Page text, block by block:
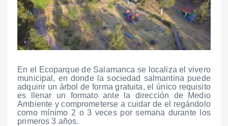
En el Ecoparque de Salamanca se localiza el vivero
municipal, en donde la sociedad salmantina puede
adquirir un árbol de forma gratuita, el único requisito
es llenar un formato ante la dirección de Medio
Ambiente y comprometerse a cuidar de el regándolo
como mínimo 2 o 3 veces por semana durante los
primeros 3 años.